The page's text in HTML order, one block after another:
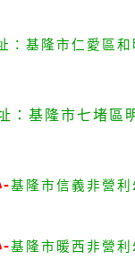
：基隆市仁愛區和
： 基隆市七堵區
-基隆市信義非營利
-基隆市暖西非營利